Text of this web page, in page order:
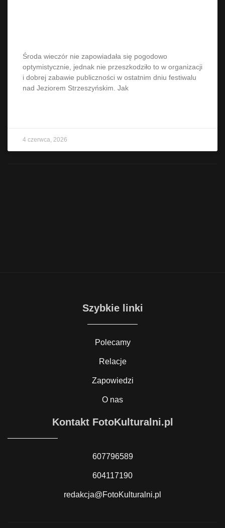
Środa wieczór nie zapowiadała się pogodowo
optymistycznie, jednak nie przeszkodziło to w organizacji
i dobrej zabawie publiczności w ostatnim dniu festiwalu
nad Jeziorem Strzeszyńskim. Jak
4 czerwca, 2026
Szybkie linki
Polecamy
Relacje
Zapowiedzi
O nas
Kontakt FotoKulturalni.pl
607796589
604117190
redakcja@FotoKulturalni.pl